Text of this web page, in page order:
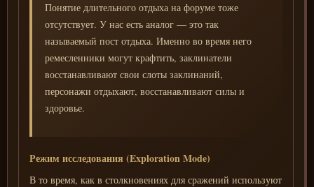
Понятие длительного отдыха на форуме тоже
отсутствует. У нас есть аналог — это так
называемый пост отдыха. Именно во время него
ремесленники могут крафтить, заклинатели
восстанавливают свои слоты заклинаний,
персонажи отдыхают, восстанавливают силы и
здоровье.
Режим исследования (Exploration Mode)
В то время, как в столкновениях для сражений используют